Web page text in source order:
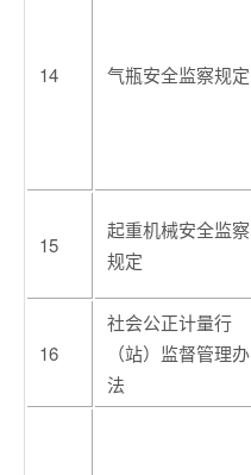
14 气瓶安全监察规定
15
起重机械安全监察
规定
16
社会公正计量行
（站）监督管理办
法